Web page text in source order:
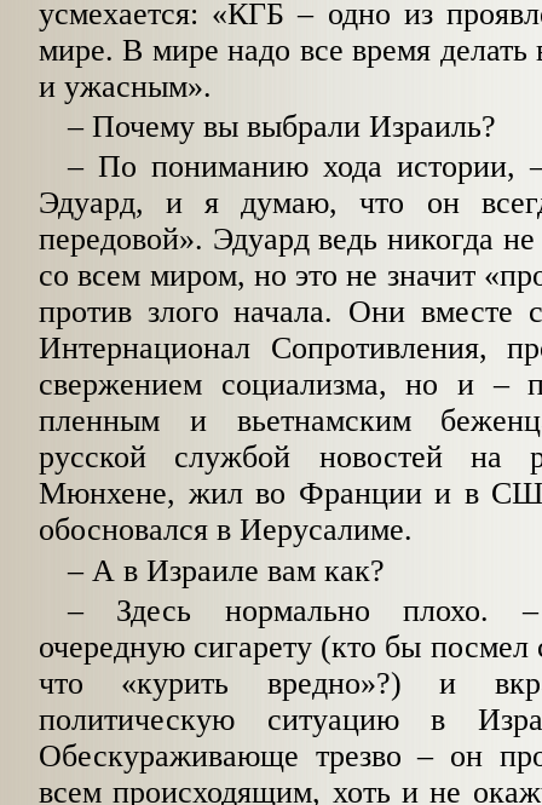
усмехается: «КГБ – одно из
мире. В мире надо все время
и ужасным».
– Почему вы выбрали Израиль?
– По пониманию хода истории, –
Эдуард, и я думаю, что он
передовой». Эдуард ведь никогда не
со всем миром, но это не значит
против злого начала. Они вместе
Интернационал Сопротивления,
свержением социализма, но и –
пленным и вьетнамским
русской службой новостей на
Мюнхене, жил во Франции и в
обосновался в Иерусалиме.
– А в Израиле вам как?
– Здесь нормально плохо. –
очередную сигарету (кто бы посмел
что «курить вредно»?) и
политическую ситуацию в
Обескураживающе трезво – он
всем происходящим, хоть и не